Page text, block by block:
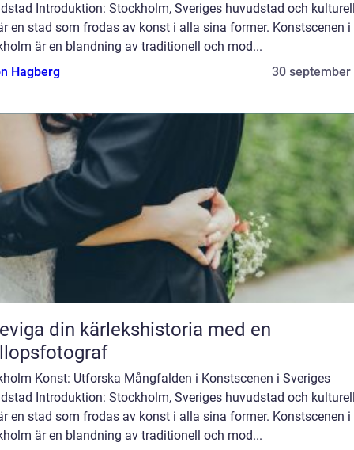
Introduktion: Stockholm, Sveriges huvudstad och
en stad som frodas av konst i alla sina former. Konstscenen i
är en blandning av traditionell och mod...
Hagberg
30 september
din kärlekshistoria med en
Konst: Utforska Mångfalden i Konstscenen i Sveriges
Introduktion: Stockholm, Sveriges huvudstad och
en stad som frodas av konst i alla sina former. Konstscenen i
är en blandning av traditionell och mod...